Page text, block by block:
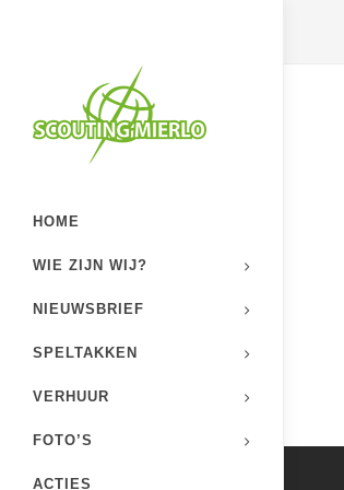
HOME
WIE ZIJN WIJ?
NIEUWSBRIEF
SPELTAKKEN
VERHUUR
FOTO’S
ACTIES